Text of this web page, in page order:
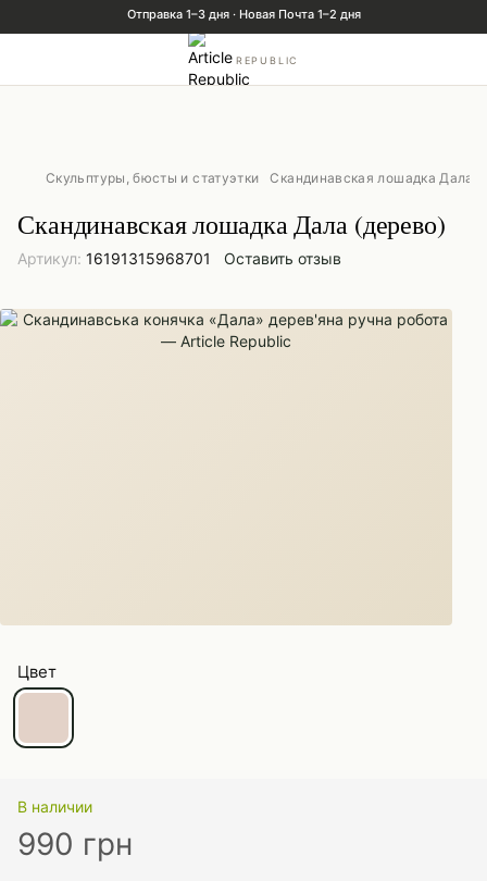
REPUBLIC
Скульптуры, бюсты и статуэтки Скандинавская лошадка Дала
Скандинавская лошадка Дала (дерево)
Артикул: 16191315968701 Оставить отзыв
Цвет
В наличии
990 грн